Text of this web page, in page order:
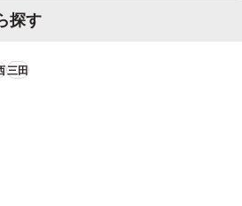
過去に何度も万引きをしたことがあるとのこ
リングを受けてもらい、その結果を裁判所に
探す
三田